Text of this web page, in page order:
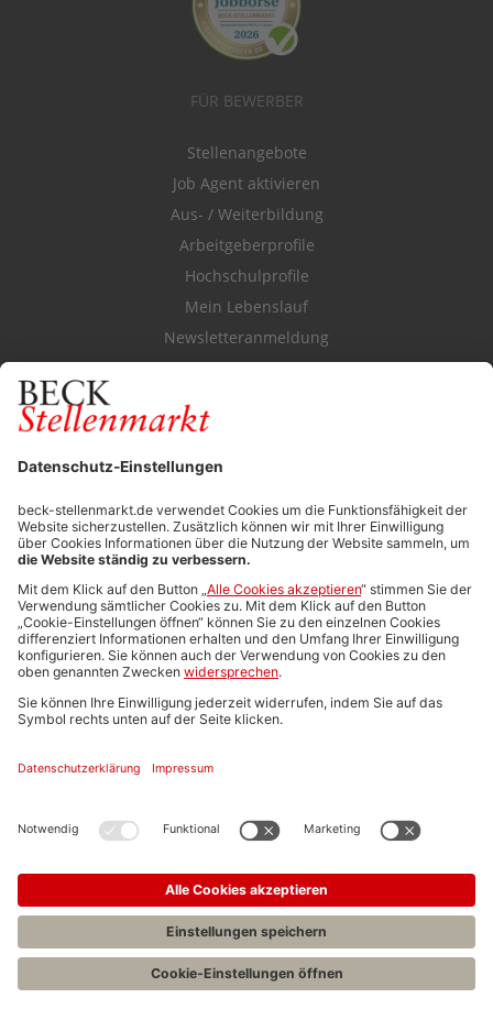
FÜR BEWERBER
Stellenangebote
Job Agent aktivieren
Aus- / Weiterbildung
Arbeitgeberprofile
Hochschulprofile
Mein Lebenslauf
Newsletteranmeldung
Durchsuchen Sie den Stellenkatalog
FÜR ARBEITGEBER
Stellenmarktpreise
Anzeigen-AGB
Media-Daten
Newsletteranmeldung
Produktübersicht
ALLGEMEIN
FAQs
Impressum
Stellenangebote C.H.BECK
Entwickelt durchJobiqo